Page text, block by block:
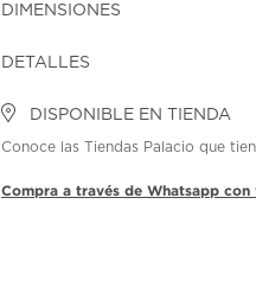
DIMENSIONES
DETALLES
DISPONIBLE EN TIENDA
Conoce las Tiendas Palacio que
Compra a través de Whatsapp con